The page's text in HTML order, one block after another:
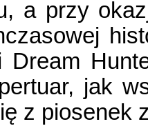
a przy
Dream
jak
z piosenek